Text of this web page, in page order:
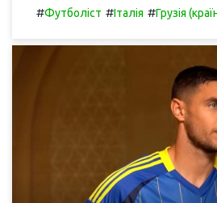
#Футболіст #Італія #Грузія